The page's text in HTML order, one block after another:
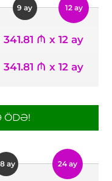
9 ay 12 ay
341.81 ₼ x 12 ay
341.81 ₼ x 12 ay
ÖDƏ!
ay 24 ay